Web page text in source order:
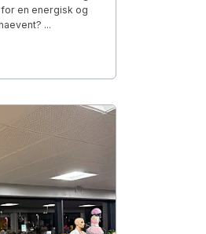
en energisk og
...